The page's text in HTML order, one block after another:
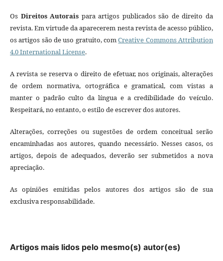
Os Direitos Autorais para artigos publicados são de direito da
revista. Em virtude da aparecerem nesta revista de acesso público,
os artigos são de uso gratuito, comCreative Commons Attribution
4.0 International License.
A revista se reserva o direito de efetuar, nos originais, alterações
de ordem normativa, ortográfica e gramatical, com vistas a
manter o padrão culto da língua e a credibilidade do veículo.
Respeitará, no entanto, o estilo de escrever dos autores.
Alterações, correções ou sugestões de ordem conceitual serão
encaminhadas aos autores, quando necessário. Nesses casos, os
artigos, depois de adequados, deverão ser submetidos a nova
apreciação.
As opiniões emitidas pelos autores dos artigos são de sua
exclusiva responsabilidade.
Artigos mais lidos pelo mesmo(s) autor(es)